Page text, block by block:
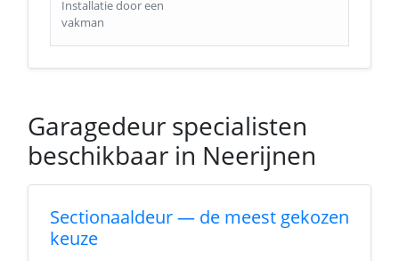
Installatie door een
vakman
Garagedeur specialisten
beschikbaar in Neerijnen
Sectionaaldeur — de meest gekozen
keuze